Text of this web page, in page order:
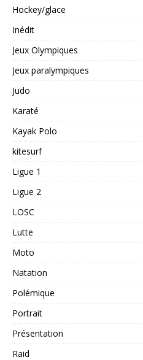
Hockey/glace
Inédit
Jeux Olympiques
Jeux paralympiques
Judo
Karaté
Kayak Polo
kitesurf
Ligue 1
Ligue 2
LOSC
Lutte
Moto
Natation
Polémique
Portrait
Présentation
Raid